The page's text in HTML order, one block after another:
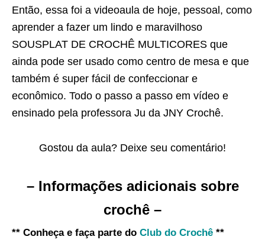
Então, essa foi a videoaula de hoje, pessoal, como
aprender a fazer um lindo e maravilhoso
SOUSPLAT DE CROCHÊ MULTICORES que
ainda pode ser usado como centro de mesa e que
também é super fácil de confeccionar e
econômico. Todo o passo a passo em vídeo e
ensinado pela professora Ju da JNY Crochê.
Gostou da aula? Deixe seu comentário!
– Informações adicionais sobre
crochê –
** Conheça e faça parte do Club do Crochê **